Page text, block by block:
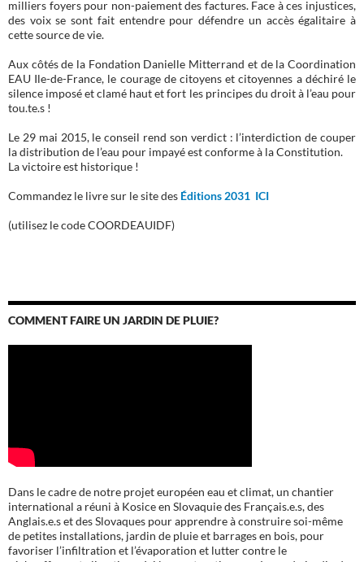
milliers foyers pour non-paiement des factures. Face à ces injustices,
des voix se sont fait entendre pour défendre un accès égalitaire à
cette source de vie.
Aux côtés de la Fondation Danielle Mitterrand et de la Coordination
EAU Ile-de-France, le courage de citoyens et citoyennes a déchiré le
silence imposé et clamé haut et fort les principes du droit à l’eau pour
tou.te.s !
Le 29 mai 2015, le conseil rend son verdict : l’interdiction de couper
la distribution de l’eau pour impayé est conforme à la Constitution.
La victoire est historique !
Commandez le livre sur le site des Éditions 2031 ICI
(utilisez le code COORDEAUIDF)
COMMENT FAIRE UN JARDIN DE PLUIE?
Dans le cadre de notre projet européen eau et climat, un chantier
international a réuni à Kosice en Slovaquie des Français.e.s, des
Anglais.e.s et des Slovaques pour apprendre à construire soi-même
de petites installations, jardin de pluie et barrages en bois, pour
favoriser l’infiltration et l’évaporation et lutter contre le